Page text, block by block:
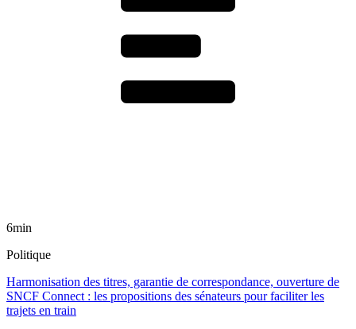
6min
Politique
Harmonisation des titres, garantie de correspondance, ouverture de
SNCF Connect : les propositions des sénateurs pour faciliter les
trajets en train